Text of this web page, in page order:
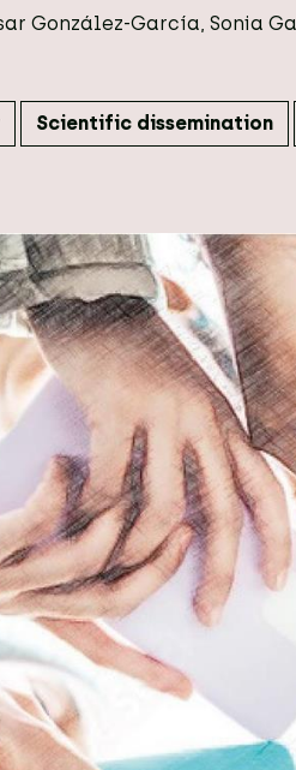
González-García, Sonia
Scientific dissemination